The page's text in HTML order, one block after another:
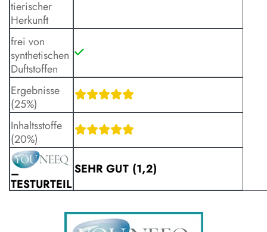
tierischer
Herkunft
frei von
synthetischen
Duftstoffen
Ergebnisse
(25%)
Inhaltsstoffe
(20%)
–
TESTURTEIL
SEHR GUT (1,2)